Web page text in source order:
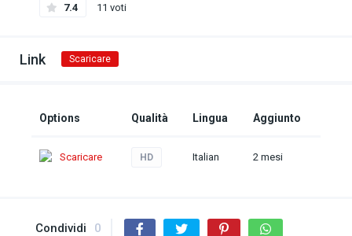
7.4 11 voti
Link Scaricare
Options Qualità Lingua Aggiunto
Scaricare HD Italian 2 mesi
Condividi 0